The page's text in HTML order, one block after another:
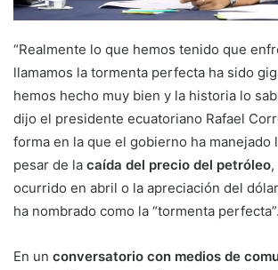
“Realmente lo que hemos tenido que
llamamos la tormenta perfecta ha sido
hemos hecho muy bien y la historia lo
dijo el presidente ecuatoriano Rafael
forma en la que el gobierno ha manejado
pesar de la caída del precio del petróleo
ocurrido en abril o la apreciación del
ha nombrado como la “tormenta perfecta”.
En un conversatorio con medios de